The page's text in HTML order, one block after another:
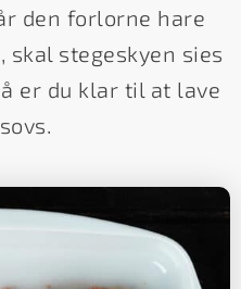
den forlorne hare
stegeskyen sies
er du klar til at lave